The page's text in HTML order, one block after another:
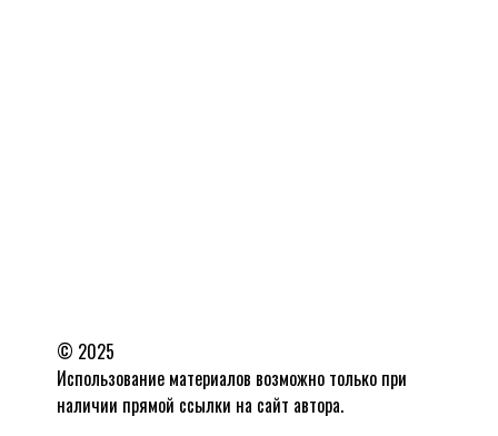
© 2025
Использование материалов возможно только при
наличии прямой ссылки на сайт автора.